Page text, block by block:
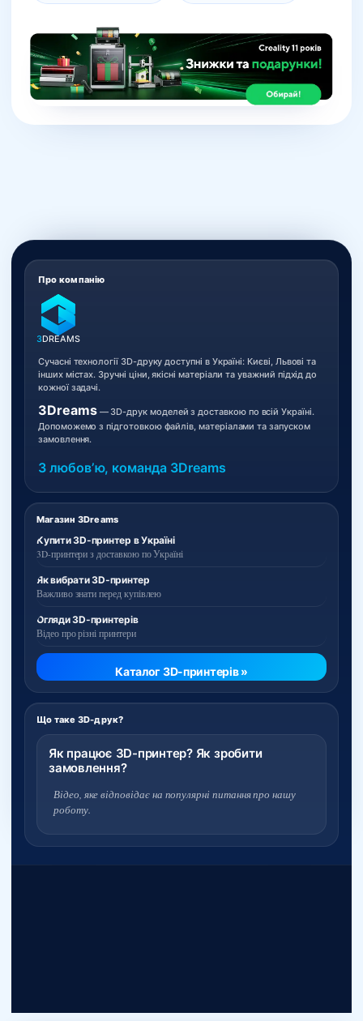
Магазин 3Dreams
Купити 3D-принтер в Україні
3D-принтери з доставкою по Україні
Як вибрати 3D-принтер
Важливо знати перед купівлею
Огляди 3D-принтерів
Відео про різні принтери
Каталог 3D-принтерів »
Що таке 3D-друк?
Як працює 3D-принтер? Як зробити
замовлення?
Відео, яке відповідає на популярні питання про нашу
роботу.
Про компанію
3DREAMS
Сучасні технології 3D-друку доступні в Україні: Києві, Львові та
інших містах. Зручні ціни, якісні матеріали та уважний підхід до
кожної задачі.
3Dreams— 3D-друк моделей з доставкою по всій Україні.
Допоможемо з підготовкою файлів, матеріалами та запуском
замовлення.
З любовʼю, команда 3Dreams